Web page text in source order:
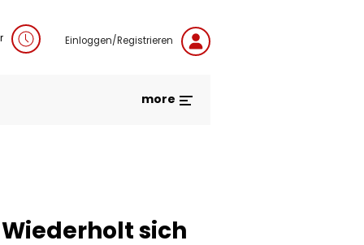
Einloggen/Registrieren
more
sich